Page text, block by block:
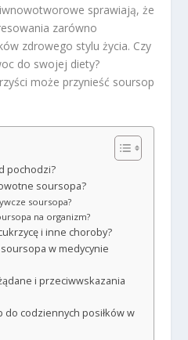
sprawiają, że
zarówno
zdrowego stylu życia. Czy
do swojej diety?
może przynieść soursop
pochodzi?
soursopa?
soursopa?
na organizm?
i inne choroby?
w medycynie
i przeciwwskazania
do codziennych posiłków w